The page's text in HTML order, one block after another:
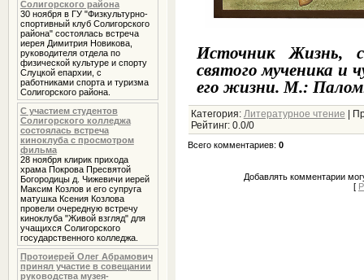
Солигорского района
30 ноября в ГУ "Физкультурно-
спортивный клуб Солигорского
района" состоялась встреча
иерея Димитрия Новикова,
руководителя отдела по
физической культуре и спорту
Слуцкой епархии, с
работниками спорта и туризма
Солигорского района.
С участием студентов
Солигорского колледжа
состоялась встреча
киноклуба с просмотром
фильма
28 ноября клирик прихода
храма Покрова Пресвятой
Богородицы д. Чижевичи иерей
Максим Козлов и его супруга
матушка Ксения Козлова
провели очередную встречу
киноклуба "Живой взгляд" для
учащихся Солигорского
государственного колледжа.
Протоиерей Олег Абрамович
принял участие в совещании
руководства музея-
Источник Жизнь,
святого мученика и
его жизни. М.:
Категория: Литературное чтение |
Рейтинг: 0.0/0
Всего комментариев: 0
Добавлять комментарии
[